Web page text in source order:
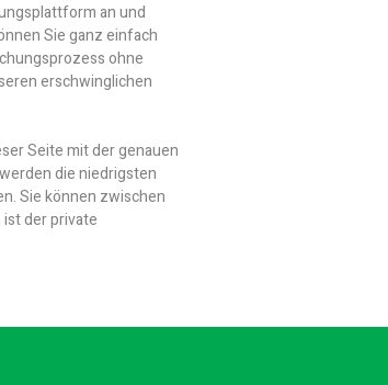
an und
Sie ganz einfach
ohne
erschwinglichen
Seite mit der genauen
die niedrigsten
Sie können zwischen
ist der private